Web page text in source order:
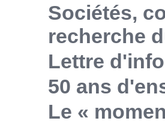
Sociétés,
recherche
Lettre
50 ans
Le «